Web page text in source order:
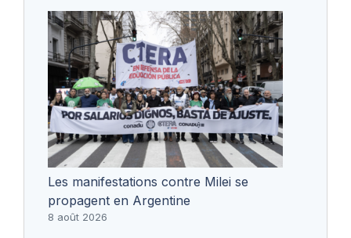
Les manifestations contre Milei se
propagent en Argentine
8 août 2026